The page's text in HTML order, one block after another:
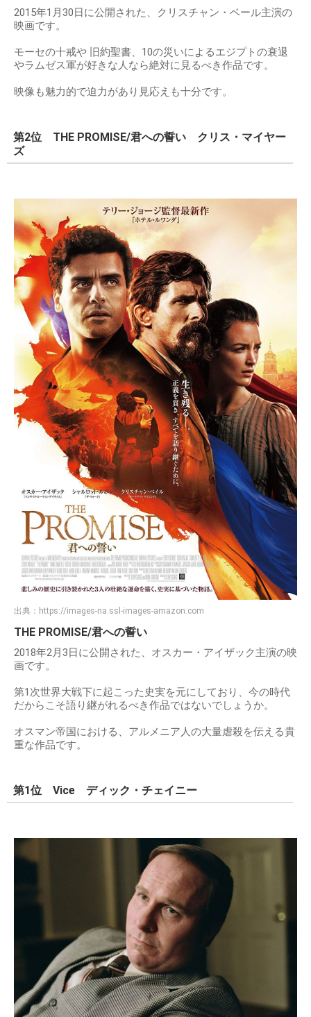
2015年1月30日に公開された、クリスチャン・ベール主演の
映画です。
モーセの十戒や 旧約聖書、10の災いによるエジプトの衰退
やラムゼス軍が好きな人なら絶対に見るべき作品です。
映像も魅力的で迫力があり見応えも十分です。
第2位 THE PROMISE/君への誓い クリス・マイヤー
ズ
出典： https://images-na.ssl-images-amazon.com
THE PROMISE/君への誓い
2018年2月3日に公開された、オスカー・アイザック主演の映
画です。
第1次世界大戦下に起こった史実を元にしており、今の時代
だからこそ語り継がれるべき作品ではないでしょうか。
オスマン帝国における、アルメニア人の大量虐殺を伝える貴
重な作品です。
第1位 Vice ディック・チェイニー